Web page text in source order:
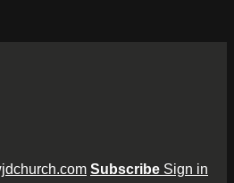
Subscribe Sign in